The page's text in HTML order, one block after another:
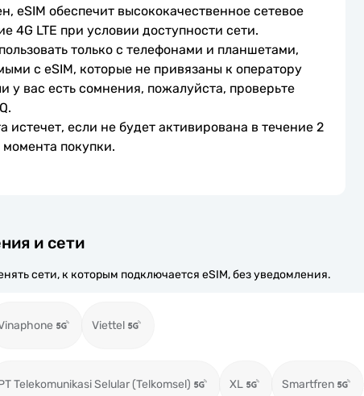
eSIM обеспечит высококачественное сетевое
4G LTE при условии доступности сети.
только с телефонами и планшетами,
с eSIM, которые не привязаны к оператору
у вас есть сомнения, пожалуйста, проверьте
истечет, если не будет активирована в течение 2
покупки.
и сети
сети, к которым подключается eSIM, без уведомления.
Viettel
Telekomunikasi Selular (Telkomsel) XL Smartfren